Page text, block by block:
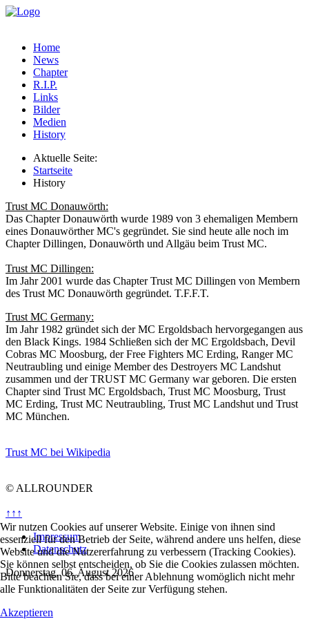
Home
News
Chapter
R.I.P.
Links
Bilder
Medien
History
Aktuelle Seite:
Startseite
History
Trust MC Donauwörth:
Das Chapter Donauwörth wurde 1989 von 3 ehemaligen Membern
eines Donauwörther MC's gegründet. Sie sind heute alle noch im
Chapter Dillingen, Donauwörth und Allgäu beim Trust MC.
Trust MC Dillingen:
Im Jahr 2001 wurde das Chapter Trust MC Dillingen von Membern
des Trust MC Donauwörth gegründet. T.F.F.T.
Trust MC Germany:
Im Jahr 1982 gründet sich der MC Ergoldsbach hervorgegangen aus
den Black Kings. 1984 Schließen sich der MC Ergoldsbach, Devil
Cobras MC Moosburg, der Free Fighters MC Erding, Ranger MC
Neutraubling und einige Member des Destroyers MC Landshut
zusammen und der TRUST MC Germany war geboren. Die ersten
Chapter sind Trust MC Ergoldsbach, Trust MC Moosburg, Trust
MC Erding, Trust MC Neutraubling, Trust MC Landshut und Trust
MC München.
Trust MC bei Wikipedia
© ALLROUNDER
↑↑↑
Impressum
Datenschutz
Donnerstag, 06. August 2026
Wir nutzen Cookies auf unserer Website. Einige von ihnen sind
essenziell für den Betrieb der Seite, während andere uns helfen, diese
Website und die Nutzererfahrung zu verbessern (Tracking Cookies).
Sie können selbst entscheiden, ob Sie die Cookies zulassen möchten.
Bitte beachten Sie, dass bei einer Ablehnung womöglich nicht mehr
alle Funktionalitäten der Seite zur Verfügung stehen.
Akzeptieren